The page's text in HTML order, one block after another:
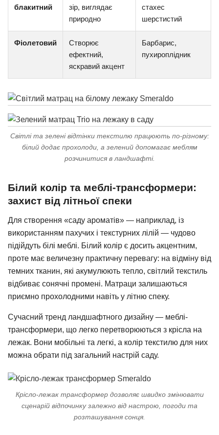
блакитний
зір, виглядає
природно
стахес
шерстистий
Фіолетовий
Створює
ефектний,
яскравий акцент
Барбарис,
пухироплідник
Світлі та зелені відтінки текстилю працюють по-різному:
білий додає прохолоди, а зелений допомагає меблям
розчинитися в ландшафті.
Білий колір та меблі-трансформери:
захист від літньої спеки
Для створення «саду ароматів» — наприклад, із
використанням пахучих і текстурних лілій — чудово
підійдуть білі меблі. Білий колір є досить акцентним,
проте має величезну практичну перевагу: на відміну від
темних тканин, які акумулюють тепло, світлий текстиль
відбиває сонячні промені. Матраци залишаються
приємно прохолодними навіть у літню спеку.
Сучасний тренд ландшафтного дизайну — меблі-
трансформери, що легко перетворюються з крісла на
лежак. Вони мобільні та легкі, а колір текстилю для них
можна обрати під загальний настрій саду.
Крісло-лежак трансформер дозволяє швидко змінювати
сценарій відпочинку залежно від настрою, погоди та
розташування сонця.